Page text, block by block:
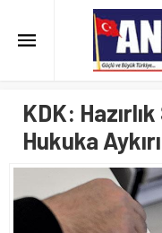
KDK:
Hukuka